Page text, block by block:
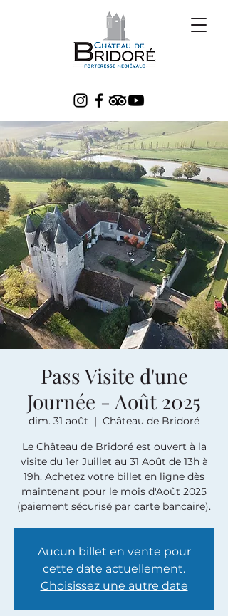
Pass Visite d'une
Journée - Août 2025
dim. 31 août
  |
Château de Bridoré
Le Château de Bridoré est ouvert à la
visite du 1er Juillet au 31 Août de 13h à
19h. Achetez votre billet en ligne dès
maintenant pour le mois d'Août 2025
(paiement sécurisé par carte bancaire).
Aucun billet en vente pour
cette date actuellement.
Choisissez une autre date